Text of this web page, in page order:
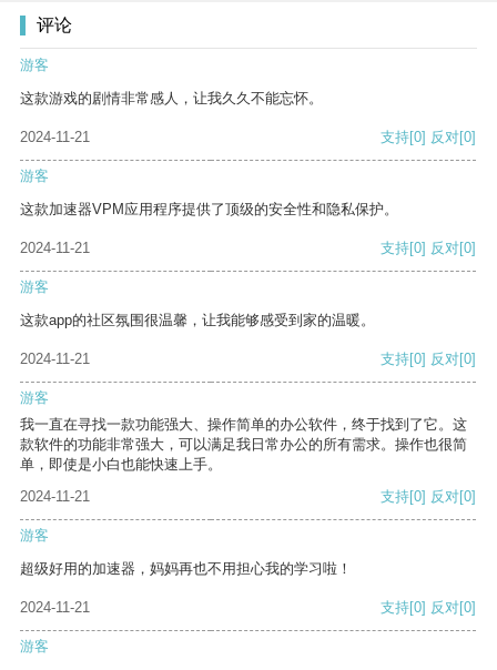
评论
游客
这款游戏的剧情非常感人，让我久久不能忘怀。
2024-11-21 支持[0] 反对[0]
游客
这款加速器VPM应用程序提供了顶级的安全性和隐私保护。
2024-11-21 支持[0] 反对[0]
游客
这款app的社区氛围很温馨，让我能够感受到家的温暖。
2024-11-21 支持[0] 反对[0]
游客
我一直在寻找一款功能强大、操作简单的办公软件，终于找到了它。这
款软件的功能非常强大，可以满足我日常办公的所有需求。操作也很简
单，即使是小白也能快速上手。
2024-11-21
支持[0] 反对[0]
游客
超级好用的加速器，妈妈再也不用担心我的学习啦！
2024-11-21 支持[0] 反对[0]
游客